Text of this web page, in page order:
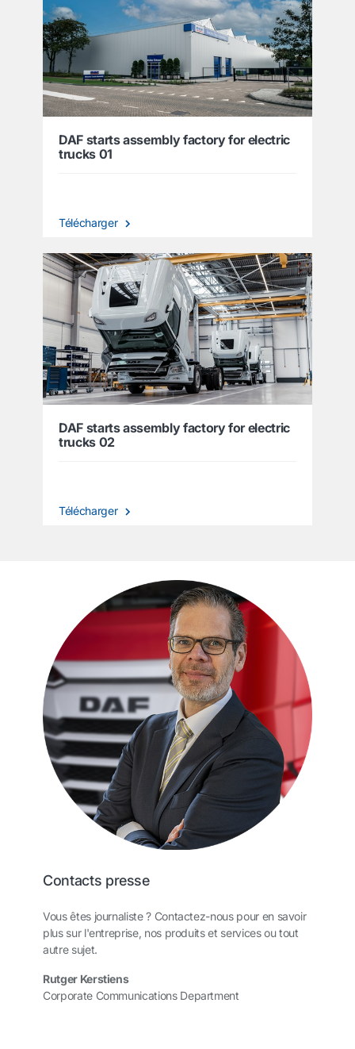
DAF starts assembly factory for electric
trucks 01
Télécharger
DAF starts assembly factory for electric
trucks 02
Télécharger
Contacts presse
Vous êtes journaliste ? Contactez-nous pour en savoir
plus sur l'entreprise, nos produits et services ou tout
autre sujet.
Rutger Kerstiens
Corporate Communications Department